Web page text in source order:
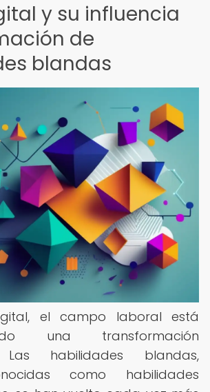
y su influencia
de
blandas
el campo laboral está
una transformación
Las habilidades blandas,
como habilidades